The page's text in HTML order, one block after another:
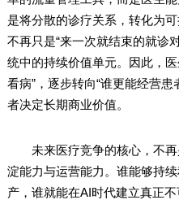
是将分散的诊疗关系，转化为
不再只是“来一次就结束的就诊
统中的持续价值单元。因此，
看病”，逐步转向“谁更能经营
者决定长期商业价值。
未来医疗竞争的核心，不再
淀能力与运营能力。谁能够持
产，谁就能在AI时代建立真正不